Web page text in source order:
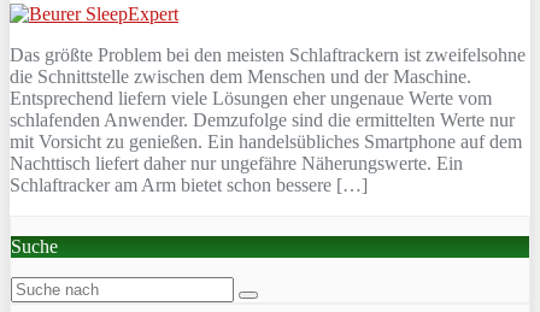
Das größte Problem bei den meisten Schlaftrackern ist zweifelsohne
die Schnittstelle zwischen dem Menschen und der Maschine.
Entsprechend liefern viele Lösungen eher ungenaue Werte vom
schlafenden Anwender. Demzufolge sind die ermittelten Werte nur
mit Vorsicht zu genießen. Ein handelsübliches Smartphone auf dem
Nachttisch liefert daher nur ungefähre Näherungswerte. Ein
Schlaftracker am Arm bietet schon bessere […]
Suche